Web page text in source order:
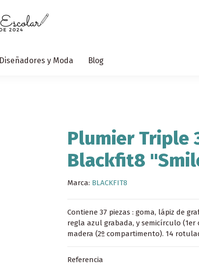
Diseñadores y Moda Blog
Plumier Triple
Blackfit8
Marca: BLACKFIT8
Contiene 37 piezas : goma, lápiz de
regla azul grabada, y semicírculo
madera (2º compartimento). 14
Referencia